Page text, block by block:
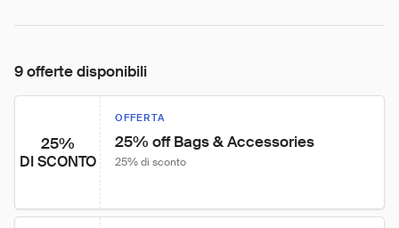
9 offerte disponibili
25%
DI SCONTO
OFFERTA
25% off Bags & Accessories
25% di sconto